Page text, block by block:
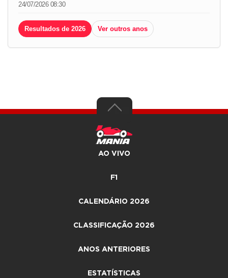
24/07/2026 08:30
Resultados de 2026 Ver outros anos
AO VIVO
F1
CALENDÁRIO 2026
CLASSIFICAÇÃO 2026
ANOS ANTERIORES
ESTATÍSTICAS